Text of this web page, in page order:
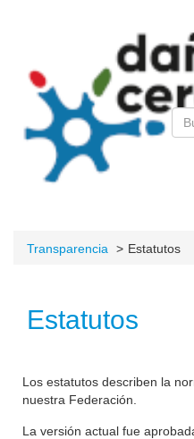
Transparencia Estatutos
Estatutos
Los estatutos describen la
nuestra Federación.
La versión actual fue